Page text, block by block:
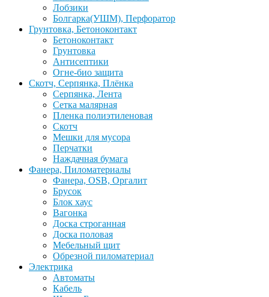
Лобзики
Болгарка(УШМ), Перфоратор
Грунтовка, Бетоноконтакт
Бетоноконтакт
Грунтовка
Антисептики
Огне-био защита
Скотч, Серпянка, Плёнка
Серпянка, Лента
Сетка малярная
Пленка полиэтиленовая
Скотч
Мешки для мусора
Перчатки
Наждачная бумага
Фанера, Пиломатериалы
Фанера, OSB, Оргалит
Брусок
Блок хаус
Вагонка
Доска строганная
Доска половая
Мебельный щит
Обрезной пиломатериал
Электрика
Автоматы
Кабель